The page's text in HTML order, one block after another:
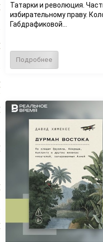
Татарки и революция.
избирательному праву.
Габдрафиковой...
Подробнее